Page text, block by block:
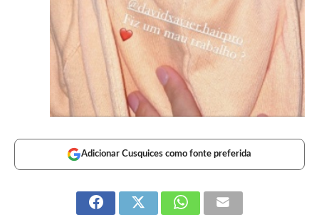
Adicionar Cusquices como fonte preferida